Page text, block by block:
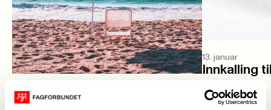
25. juni
Sommerhilsen til våre
13. januar
Innkalling